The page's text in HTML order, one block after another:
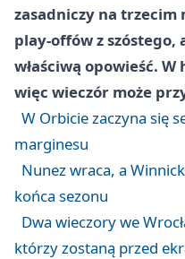
zasadniczy na trzecim
play-offów z
właściwą opowieść. W
więc wieczór może
W Orbicie zaczyna się
marginesu
Nunez wraca, a
końca sezonu
Dwa wieczory we
którzy zostaną przed